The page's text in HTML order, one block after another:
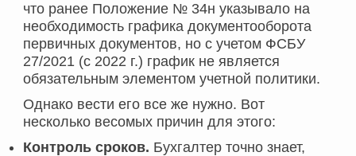
что ранее Положение № 34н указывало на
необходимость графика документооборота
первичных документов, но с учетом ФСБУ
27/2021 (с 2022 г.) график не является
обязательным элементом учетной политики.
Однако вести его все же нужно. Вот
несколько весомых причин для этого:
Контроль сроков. Бухгалтер точно знает,